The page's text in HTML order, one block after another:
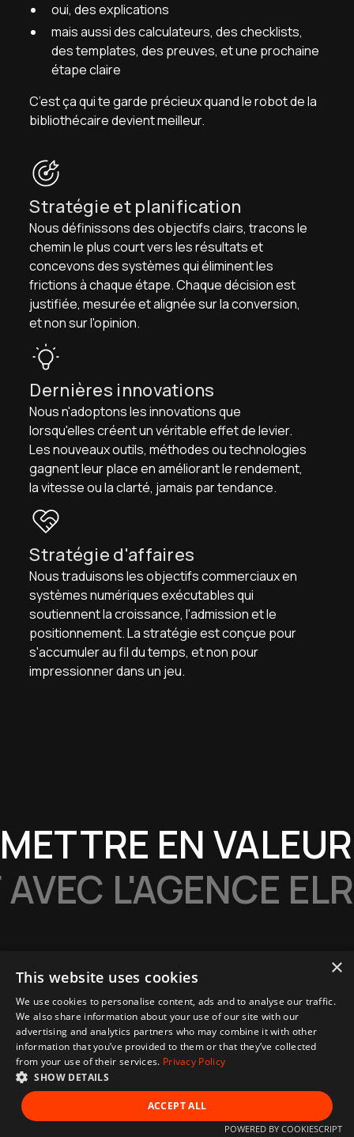
oui, des explications
mais aussi des calculateurs, des checklists,
des templates, des preuves, et une prochaine
étape claire
C’est ça qui te garde précieux quand le robot de la
bibliothécaire devient meilleur.
Stratégie et planification
Nous définissons des objectifs clairs, tracons le
chemin le plus court vers les résultats et
concevons des systèmes qui éliminent les
frictions à chaque étape. Chaque décision est
justifiée, mesurée et alignée sur la conversion,
et non sur l'opinion.
Dernières innovations
Nous n'adoptons les innovations que
lorsqu'elles créent un véritable effet de levier.
Les nouveaux outils, méthodes ou technologies
gagnent leur place en améliorant le rendement,
la vitesse ou la clarté, jamais par tendance.
Stratégie d'affaires
Nous traduisons les objectifs commerciaux en
systèmes numériques exécutables qui
soutiennent la croissance, l'admission et le
positionnement. La stratégie est conçue pour
s'accumuler au fil du temps, et non pour
impressionner dans un jeu.
METTRE EN
L'AGENCE ELR
×
This website uses cookies
We use cookies to personalise content, ads and to analyse our traffic.
We also share information about your use of our site with our
advertising and analytics partners who may combine it with other
information that you’ve provided to them or that they’ve collected
from your use of their services. Privacy Policy
SHOW DETAILS
ACCEPT ALL
POWERED BY COOKIESCRIPT